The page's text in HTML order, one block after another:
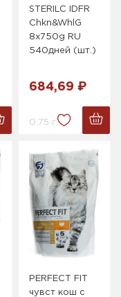
STERILC IDFR
Chkn&WhlG
8x750g RU
540дней (шт.)
684,69 ₽
0.75 г.
PERFECT FIT
чувст кош с